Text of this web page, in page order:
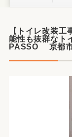
【トイレ改装
能性も抜群な
PASSO 京都